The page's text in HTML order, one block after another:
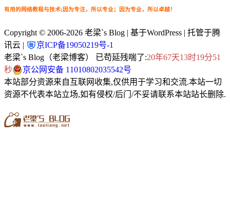
有用的网络教程与技术;因为专注，所以专业；因为专业，所以卓越！
Copyright © 2006-2026 老梁`s Blog | 基于WordPress | 托管于腾
讯云 |
京ICP备19050219号-1
老梁`s Blog（老梁博客） 已苟延残喘了:20年67天13时19分53
秒
京公网安备 11010802035542号
本站部分资源来自互联网收集,仅供用于学习和交流.本站一切
资源不代表本站立场,如有侵权/后门/不妥请联系本站站长删除.